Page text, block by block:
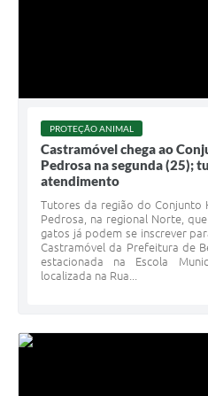
PROTEÇÃO ANIMAL
Castramóvel chega ao
Pedrosa na segunda (25);
atendimento
Tutores da região do Conjunto
Pedrosa, na regional Norte,
gatos já podem se inscrever
Castramóvel da Prefeitura de
estacionada na Escola
localizada na Rua...